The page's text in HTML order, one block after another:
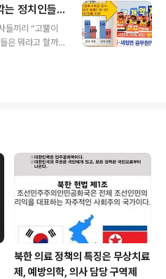
60%가 찬성하
의 언론들이 폐
조차 50%가 찬
관계가 걸린 문
는 정치인들...
들끼리 “고뿔이
은 뭐라고 할까?
론인, 정치인들
지 않다. “국회
반대 0명, 기권 1
2020년까지 동
통과로 ‘퇴직한
이 5년간 동결되
북한 의료 정책의 특징은 무상치료
제, 예방의학, 의사 담당 구역제